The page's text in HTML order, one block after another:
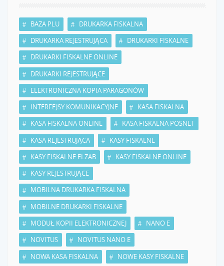
BAZA PLU
DRUKARKA FISKALNA
DRUKARKA REJESTRUJĄCA
DRUKARKI FISKALNE
DRUKARKI FISKALNE ONLINE
DRUKARKI REJESTRUJĄCE
ELEKTRONICZNA KOPIA PARAGONÓW
INTERFEJSY KOMUNIKACYJNE
KASA FISKALNA
KASA FISKALNA ONLINE
KASA FISKALNA POSNET
KASA REJESTRUJĄCA
KASY FISKALNE
KASY FISKALNE ELZAB
KASY FISKALNE ONLINE
KASY REJESTRUJĄCE
MOBILNA DRUKARKA FISKALNA
MOBILNE DRUKARKI FISKALNE
MODUŁ KOPII ELEKTRONICZNEJ
NANO E
NOVITUS
NOVITUS NANO E
NOWA KASA FISKALNA
NOWE KASY FISKALNE